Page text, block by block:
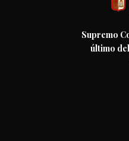
Supremo
último del